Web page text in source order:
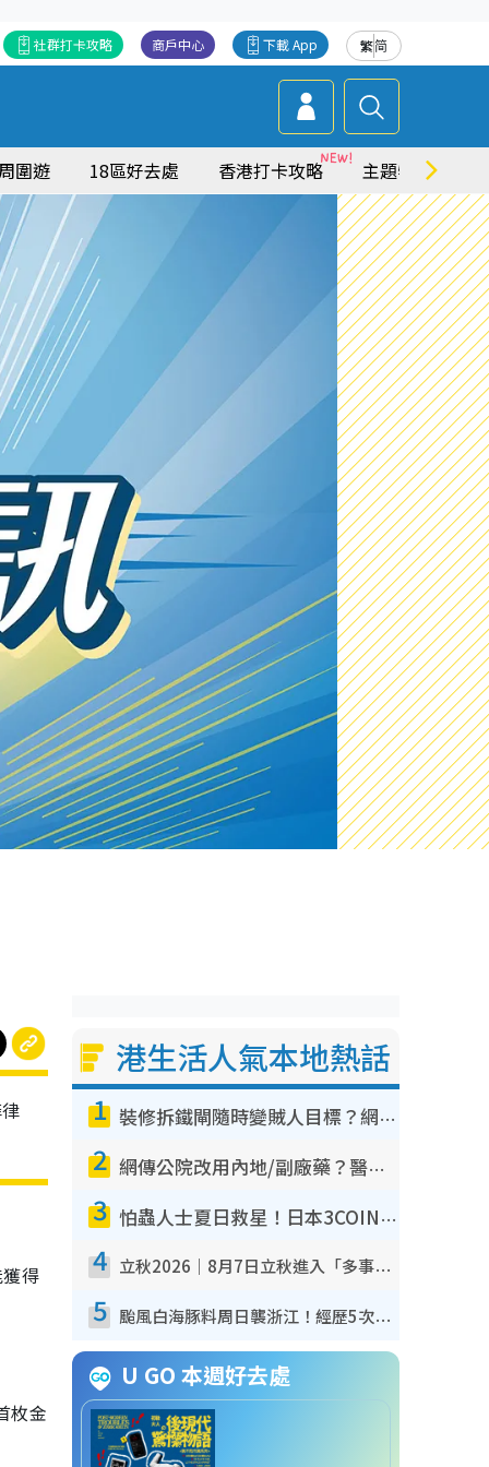
繁简
下載 App
商戶中心
社群打卡攻略
圍遊 18區好去處 香港打卡攻略 主題特集
得
枚金
港生活人氣本地熱話
1 裝修拆鐵閘隨時變賊人目標？網民揭2大關鍵用途：裝新式等於白裝？附新舊鐵閘分別
2 網傳公院改用內地/副廠藥？醫生拆解正副廠分別 揭4類人換藥隨時出事
3 怕蟲人士夏日救星！日本3COINS爆紅驅蟲神器$45起 1招「全程免觸碰」輕鬆搞定小強
4 立秋2026｜8月7日立秋進入「多事之秋」 3件事唔做得！專家教6招開運 清枱頭／銀包納氣接好運
5 颱風白海豚料周日襲浙江！經歷5次「眼牆置換」極罕見 成登陸內地最長途颱風
U GO 本週好去處